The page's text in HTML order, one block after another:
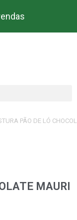
PÃO DE LÓ
MAURI